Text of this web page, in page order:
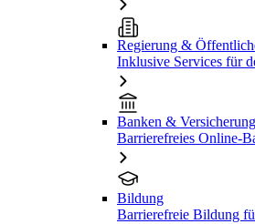
Regierung &
Inklusive Services für
Banken &
Barrierefreies Online-
Bildung
Barrierefreie Bildung